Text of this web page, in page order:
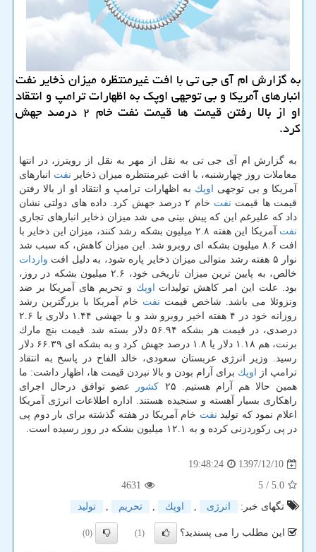
به گزارش ام آی جی تی با افت غیرمنتظره میزان ذخایر نفت
انبارهای آمریكا و بی توجهی اوپك به اظهارات ترامپ و انتقاد
او از بالا رفتن قیمت ها قیمت نفت خام ۲ درصد جهش
كرد.
به گزارش ام آی جی تی به نقل از مهر به نقل از رویترز، در انتها
معاملات روز چهارشنبه، با افت غیرمنتظره میزان ذخایر نفت انبارهای
آمریكا و بی توجهی اوپك به اظهارات ترامپ و انتقاد او از بالا رفتن
قیمت ها قیمت نفت
خام ۲ درصد جهش كرد. داده های دولتی نشان
داد كه علیرغم این كه پیش بینی می شد میزان ذخایر انبارهای تجاری
نفت
آمریكا این هفته ۲.۸ میلیون بشكه رشد كنند، میزان این ذخایر با
افت ۸.۶ میلیون بشكه ای روبرو شد. این میزان كاهش، كه سبب شد
نوار ۵ هفته رشد متوالی میزان ذخایر پاره شود، به دلیل افت
واردات
خالص، به پایین ترین میزان تاریخی خود، ۲.۶ میلیون بشكه در روز،
بود. علت این امر كاهش تولیدات اوپك و تحریم های آمریكا بر ضد
ونزوئلا می باشد. شاخص قیمت نفت خام آمریكا با بزرگترین رشد
روزانه خود در ۴ هفته اخیر روبرو شد و با جهشی ۱.۴۴ دلاری یا ۲.۶
درصدی، در قیمت هر بشكه ۵۶.۹۴ دلار بسته شد. قیمت بنچ مارك
برنت، هم ۱.۱۸ دلار یا ۱.۸ درصد جهش كرد و به بشكه ای ۶۶.۳۹ دلار
رسید. وزیر انرژی عربستان سعودی، خالد الفاح در پاسخ به انتقاد
ترامپ از اوپك برای آرام بودن و بالا نبردن قیمت ها، اظهار داشت: ما
همین حالا هم آرام هستیم. ۲۵
كشور
عضو توافق درحال اجرای
راهكاری بسیار آهسته و سنجیده هستند. اداره اطلاعات انرژی آمریكا
اعلام نمود كه تولید نفت خام آمریكا در هفته گذشته برای بار دوم پی
در پی ركوردزنی كرده و به ۱۲.۱ میلیون بشكه در روز رسیده است.
1397/12/10
19:48:24
5.0
/ 5
4631
تگهای خبر:
انرژی , اوپك , تحریم , تولید
این مطلب را می پسندید؟ (1)
(0)